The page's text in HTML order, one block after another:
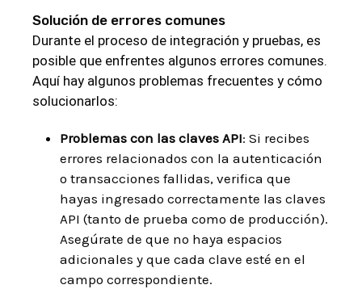
Solución de errores comunes
Durante el proceso de integración y pruebas, es
posible que enfrentes algunos errores comunes.
Aquí hay algunos problemas frecuentes y cómo
solucionarlos:
Problemas con las claves API: Si recibes
errores relacionados con la autenticación
o transacciones fallidas, verifica que
hayas ingresado correctamente las claves
API (tanto de prueba como de producción).
Asegúrate de que no haya espacios
adicionales y que cada clave esté en el
campo correspondiente.